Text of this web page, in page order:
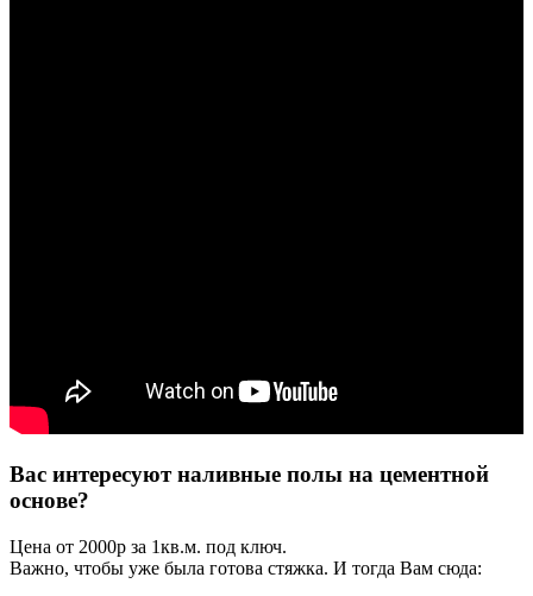
Вас интересуют наливные полы на цементной
основе?
Цена от 2000р за 1кв.м. под ключ.
Важно, чтобы уже была готова стяжка. И тогда Вам сюда: